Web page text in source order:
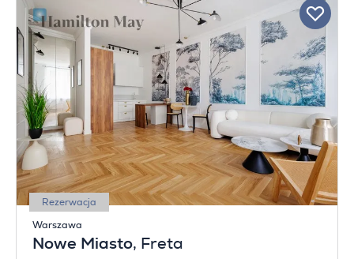
Rezerwacja
Warszawa
Nowe Miasto, Freta